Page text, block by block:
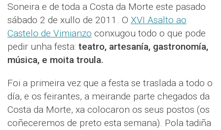
Soneira e de toda a Costa da Morte este pasado
sábado 2 de xullo de 2011. O XVI Asalto ao
Castelo de Vimianzo conxugou todo o que pode
pedir unha festa: teatro, artesanía, gastronomía,
música, e moita troula.
Foi a primeira vez que a festa se traslada a todo o
día, e os feirantes, a meirande parte chegados da
Costa da Morte, xa colocaron os seus postos (os
coñeceremos de preto esta semana). Pola tadiña